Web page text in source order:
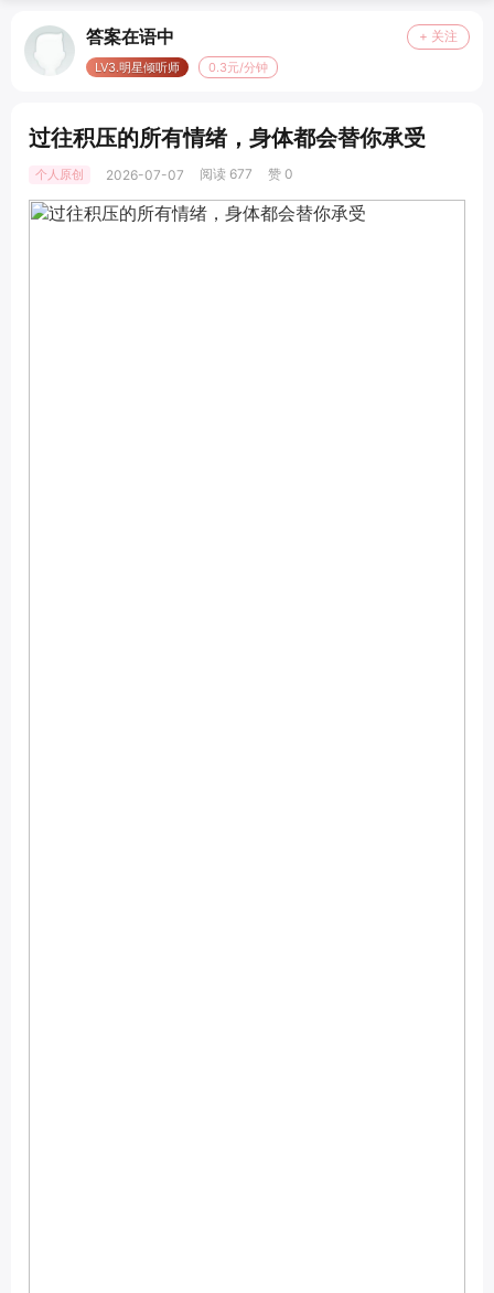
答案在语中 + 关注
LV3.明星倾听师 0.3元/分钟
过往积压的所有情绪，身体都会替你承受
个人原创 2026-07-07 阅读 677 赞 0